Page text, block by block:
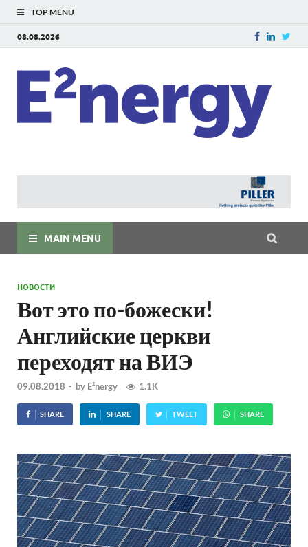
TOP MENU
08.08.2026
MAIN MENU
НОВОСТИ
Вот это по-божески!
Английские церкви
переходят на ВИЭ
09.08.2018 - by E²nergy 1.1K
SHARE SHARE TWEET SHARE